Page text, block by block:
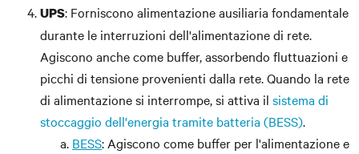
UPS: Forniscono alimentazione ausiliaria fondamentale
durante le interruzioni dell'alimentazione di rete.
Agiscono anche come buffer, assorbendo fluttuazioni e
picchi di tensione provenienti dalla rete. Quando la rete
di alimentazione si interrompe, si attiva il sistema di
stoccaggio dell'energia tramite batteria (BESS).
BESS: Agiscono come buffer per l'alimentazione e